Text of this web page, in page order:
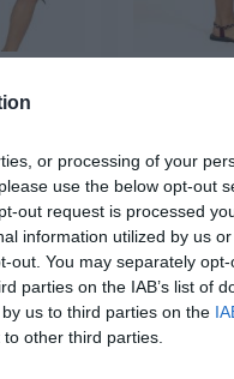
or processing of your
use the below opt-out
out request is processed
information utilized by us
out. You may separately
parties on the IAB’s list of
us to third parties on the
other third parties.
95 €
]
8,39
Ver
-70%